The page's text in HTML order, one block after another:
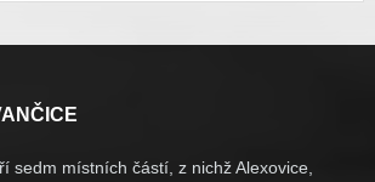
sedm místních částí, z nichž Alexovice,